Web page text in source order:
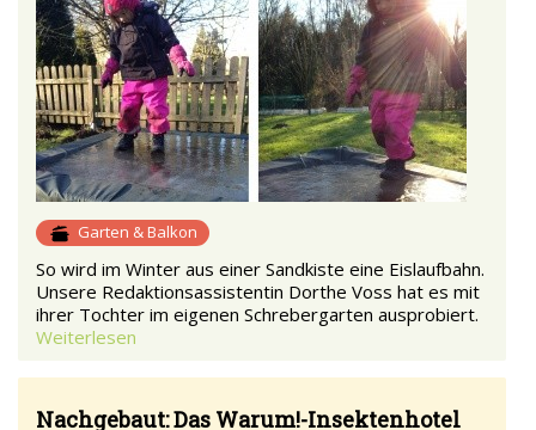
Garten & Balkon
So wird im Winter aus einer Sandkiste eine Eislaufbahn.
Unsere Redaktionsassistentin Dorthe Voss hat es mit
ihrer Tochter im eigenen Schrebergarten ausprobiert.
Weiterlesen
Nachgebaut: Das Warum!-Insektenhotel